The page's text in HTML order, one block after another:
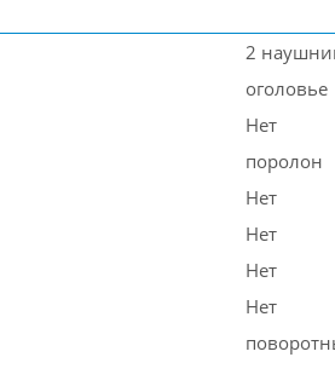
2
оголовье
Нет
поролон
Нет
Нет
Нет
Нет